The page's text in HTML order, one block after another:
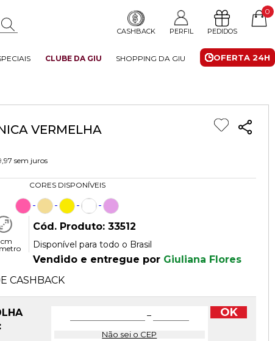
CASHBACK PERFIL PEDIDOS
0
OFERTA 24H
CLUBE DA GIU SHOPPING DA GIU
VERMELHA
sem juros
CORES DISPONÍVEIS
cm
Cód. Produto: 33512
Disponível para todo o Brasil
Vendido e entregue por Giuliana Flores
CASHBACK
−
Não sei o CEP
OK